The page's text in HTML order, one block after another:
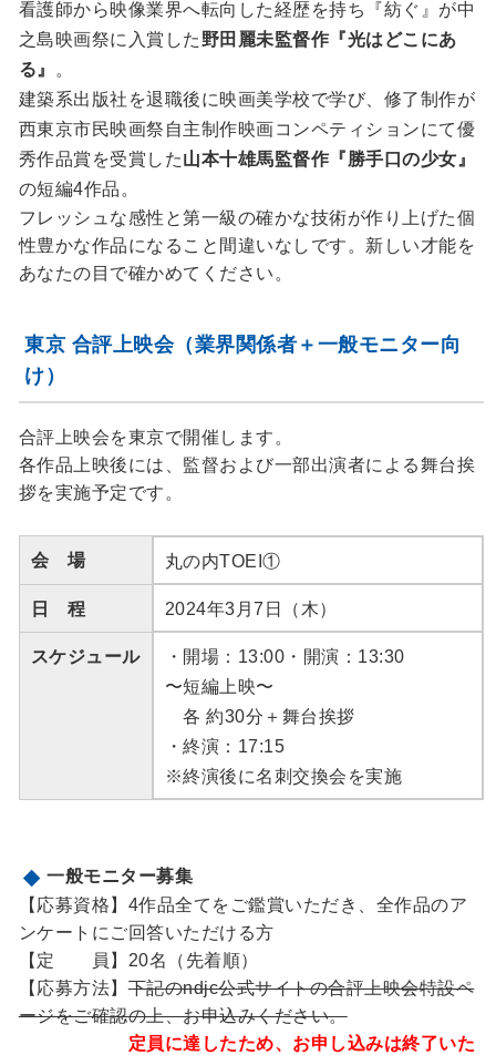
看護師から映像業界へ転向した経歴を持ち『紡ぐ』が中
之島映画祭に入賞した 野田麗未監督作『光はどこにあ
る』
。
建築系出版社を退職後に映画美学校で学び、修了制作が
西東京市民映画祭自主制作映画コンペティションにて優
秀作品賞を受賞した山本十雄馬監督作『勝手口の少女』
の短編4作品。
フレッシュな感性と第一級の確かな技術が作り上げた個
性豊かな作品になること間違いなしです。新しい才能を
あなたの目で確かめてください。
東京 合評上映会（業界関係者＋一般モニター向
け）
合評上映会を東京で開催します。
各作品上映後には、監督および一部出演者による舞台挨
拶を実施予定です。
会 場 丸の内TOEI①
日 程 2024年3月7日（木）
スケジュール
・開場：13:00・開演：13:30
〜短編上映〜
各 約30分＋舞台挨拶
・終演：17:15
※終演後に名刺交換会を実施
一般モニター募集
【応募資格】4作品全てをご鑑賞いただき、全作品のア
ンケートにご回答いただける方
【定 員】20名（先着順）
【応募方法】下記のndjc公式サイトの合評上映会特設ペ
ージをご確認の上、お申込みください。
定員に達したため、お申し込みは終了いた